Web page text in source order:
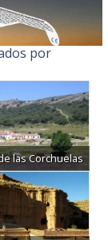
por
las Corchuelas